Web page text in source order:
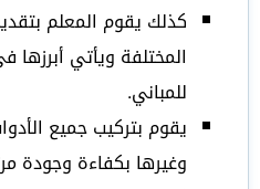
كذلك يقوم المعلم
المختلفة ويأتي أبرزها
للمباني.
يقوم بتركيب جميع
وغيرها بكفاءة وجودة